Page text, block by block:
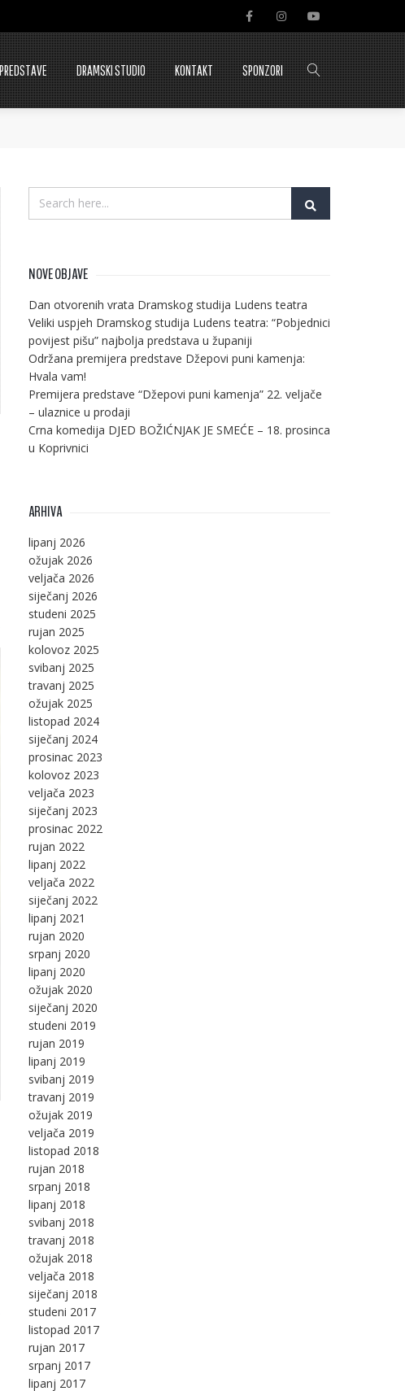
PREDSTAVE DRAMSKI STUDIO KONTAKT SPONZORI
NOVE OBJAVE
Dan otvorenih vrata Dramskog studija Ludens teatra
Veliki uspjeh Dramskog studija Ludens teatra: “Pobjednici
povijest pišu” najbolja predstava u županiji
Održana premijera predstave Džepovi puni kamenja:
Hvala vam!
Premijera predstave “Džepovi puni kamenja” 22. veljače
– ulaznice u prodaji
Crna komedija DJED BOŽIĆNJAK JE SMEĆE – 18. prosinca
u Koprivnici
ARHIVA
lipanj 2026
ožujak 2026
veljača 2026
siječanj 2026
studeni 2025
rujan 2025
kolovoz 2025
svibanj 2025
travanj 2025
ožujak 2025
listopad 2024
siječanj 2024
prosinac 2023
kolovoz 2023
veljača 2023
siječanj 2023
prosinac 2022
rujan 2022
lipanj 2022
veljača 2022
siječanj 2022
lipanj 2021
rujan 2020
srpanj 2020
lipanj 2020
ožujak 2020
siječanj 2020
studeni 2019
rujan 2019
lipanj 2019
svibanj 2019
travanj 2019
ožujak 2019
veljača 2019
listopad 2018
rujan 2018
srpanj 2018
lipanj 2018
svibanj 2018
travanj 2018
ožujak 2018
veljača 2018
siječanj 2018
studeni 2017
listopad 2017
rujan 2017
srpanj 2017
lipanj 2017